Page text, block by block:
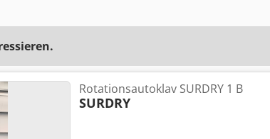
Rotationsautoklav SURDRY 1 B
SURDRY